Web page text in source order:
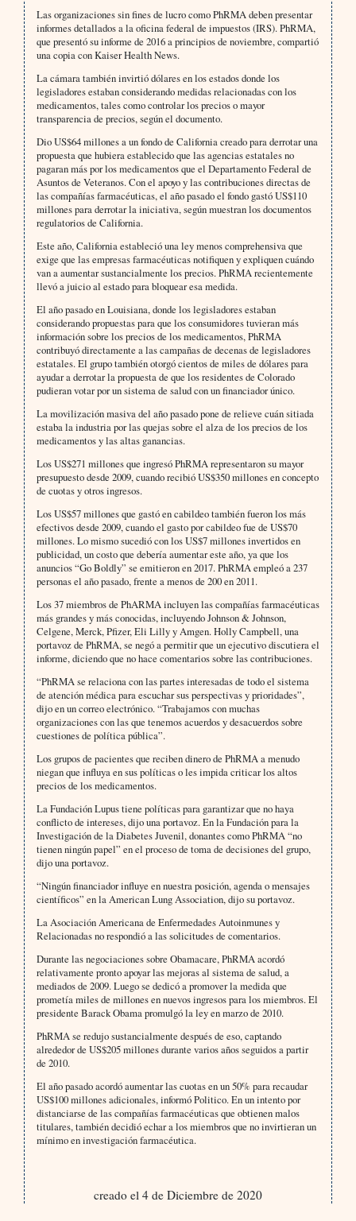
Las organizaciones sin fines de lucro como PhRMA deben presentar
informes detallados a la oficina federal de impuestos (IRS). PhRMA,
que presentó su informe de 2016 a principios de noviembre, compartió
una copia con Kaiser Health News.
La cámara también invirtió dólares en los estados donde los
legisladores estaban considerando medidas relacionadas con los
medicamentos, tales como controlar los precios o mayor
transparencia de precios, según el documento.
Dio US$64 millones a un fondo de California creado para derrotar una
propuesta que hubiera establecido que las agencias estatales no
pagaran más por los medicamentos que el Departamento Federal de
Asuntos de Veteranos. Con el apoyo y las contribuciones directas de
las compañías farmacéuticas, el año pasado el fondo gastó US$110
millones para derrotar la iniciativa, según muestran los documentos
regulatorios de California.
Este año, California estableció una ley menos comprehensiva que
exige que las empresas farmacéuticas notifiquen y expliquen cuándo
van a aumentar sustancialmente los precios. PhRMA recientemente
llevó a juicio al estado para bloquear esa medida.
El año pasado en Louisiana, donde los legisladores estaban
considerando propuestas para que los consumidores tuvieran más
información sobre los precios de los medicamentos, PhRMA
contribuyó directamente a las campañas de decenas de legisladores
estatales. El grupo también otorgó cientos de miles de dólares para
ayudar a derrotar la propuesta de que los residentes de Colorado
pudieran votar por un sistema de salud con un financiador único.
La movilización masiva del año pasado pone de relieve cuán sitiada
estaba la industria por las quejas sobre el alza de los precios de los
medicamentos y las altas ganancias.
Los US$271 millones que ingresó PhRMA representaron su mayor
presupuesto desde 2009, cuando recibió US$350 millones en concepto
de cuotas y otros ingresos.
Los US$57 millones que gastó en cabildeo también fueron los más
efectivos desde 2009, cuando el gasto por cabildeo fue de US$70
millones. Lo mismo sucedió con los US$7 millones invertidos en
publicidad, un costo que debería aumentar este año, ya que los
anuncios “Go Boldly” se emitieron en 2017. PhRMA empleó a 237
personas el año pasado, frente a menos de 200 en 2011.
Los 37 miembros de PhARMA incluyen las compañías farmacéuticas
más grandes y más conocidas, incluyendo Johnson & Johnson,
Celgene, Merck, Pfizer, Eli Lilly y Amgen. Holly Campbell, una
portavoz de PhRMA, se negó a permitir que un ejecutivo discutiera el
informe, diciendo que no hace comentarios sobre las contribuciones.
“PhRMA se relaciona con las partes interesadas de todo el sistema
de atención médica para escuchar sus perspectivas y prioridades”,
dijo en un correo electrónico. “Trabajamos con muchas
organizaciones con las que tenemos acuerdos y desacuerdos sobre
cuestiones de política pública”.
Los grupos de pacientes que reciben dinero de PhRMA a menudo
niegan que influya en sus políticas o les impida criticar los altos
precios de los medicamentos.
La Fundación Lupus tiene políticas para garantizar que no haya
conflicto de intereses, dijo una portavoz. En la Fundación para la
Investigación de la Diabetes Juvenil, donantes como PhRMA “no
tienen ningún papel” en el proceso de toma de decisiones del grupo,
dijo una portavoz.
“Ningún financiador influye en nuestra posición, agenda o mensajes
científicos” en la American Lung Association, dijo su portavoz.
La Asociación Americana de Enfermedades Autoinmunes y
Relacionadas no respondió a las solicitudes de comentarios.
Durante las negociaciones sobre Obamacare, PhRMA acordó
relativamente pronto apoyar las mejoras al sistema de salud, a
mediados de 2009. Luego se dedicó a promover la medida que
prometía miles de millones en nuevos ingresos para los miembros. El
presidente Barack Obama promulgó la ley en marzo de 2010.
PhRMA se redujo sustancialmente después de eso, captando
alrededor de US$205 millones durante varios años seguidos a partir
de 2010.
El año pasado acordó aumentar las cuotas en un 50% para recaudar
US$100 millones adicionales, informó Politico. En un intento por
distanciarse de las compañías farmacéuticas que obtienen malos
titulares, también decidió echar a los miembros que no invirtieran un
mínimo en investigación farmacéutica.
creado el 4 de Diciembre de 2020